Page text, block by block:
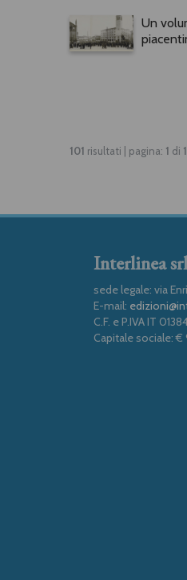
Un
101 risultati | pagina: 1 di
Interlinea
sede legale: via
E-mail:
C.F. e P.IVA IT
Capitale sociale: